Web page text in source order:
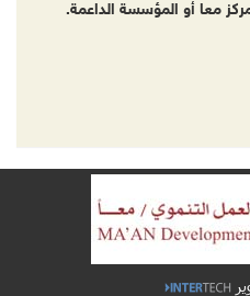
معا أو المؤسسة الداعمة.